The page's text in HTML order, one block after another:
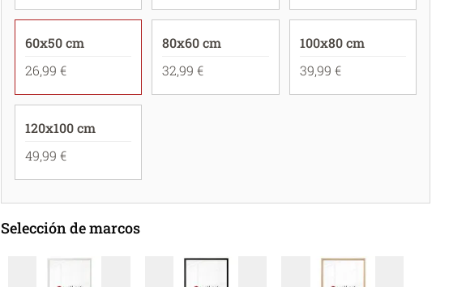
60x50 cm
26,99 €
80x60 cm
32,99 €
100x80 cm
39,99 €
120x100 cm
49,99 €
Selección de marcos